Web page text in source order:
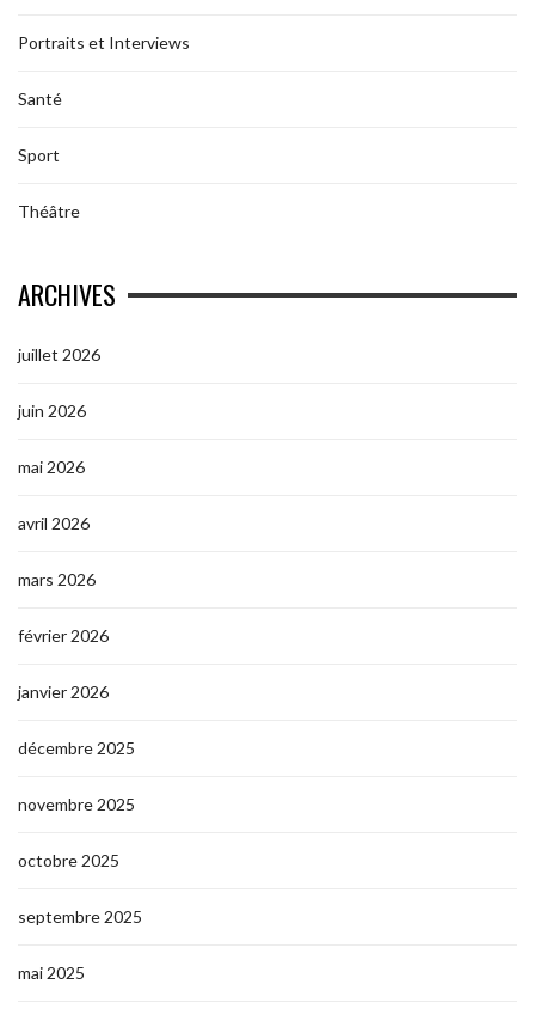
Portraits et Interviews
Santé
Sport
Théâtre
ARCHIVES
juillet 2026
juin 2026
mai 2026
avril 2026
mars 2026
février 2026
janvier 2026
décembre 2025
novembre 2025
octobre 2025
septembre 2025
mai 2025